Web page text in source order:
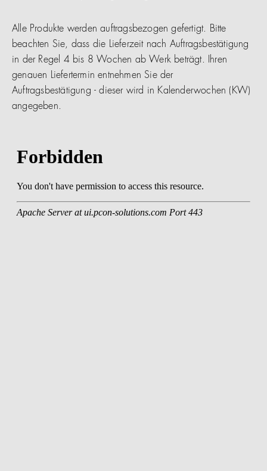
Alle Produkte werden auftragsbezogen gefertigt. Bitte
beachten Sie, dass die Lieferzeit nach Auftragsbestätigung
in der Regel 4 bis 8 Wochen ab Werk beträgt. Ihren
genauen Liefertermin entnehmen Sie der
Auftragsbestätigung - dieser wird in Kalenderwochen (KW)
angegeben.